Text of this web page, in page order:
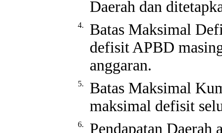
Daerah dan
4.
Batas Maksimal
defisit APBD
anggaran.
5.
Batas Maksimal
maksimal defisit
6.
Pendapatan Daerah